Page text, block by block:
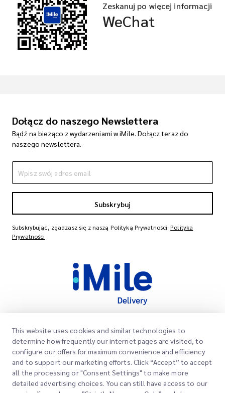
Zeskanuj po więcej informacji
WeChat
Dołącz do naszego Newslettera
Bądź na bieżąco z wydarzeniami w iMile. Dołącz teraz do
naszego newslettera.
Subskrybuj
Subskrybując, zgadzasz się z naszą Polityką Prywatności Polityka
Prywatności
Szybkie Linki
Lokalizacje Biur
Poproś o Wycenę
Firma
O Nas
Nasze Usługi
This website uses cookies and similar technologies to
determine how frequently our internet pages are visited, to
configure our offers for maximum convenience and efficiency
and to support our marketing efforts. Click “Accept” to accept
all the processing or "Consent Settings" to make more
detailed advertising choices. You can still have access to our